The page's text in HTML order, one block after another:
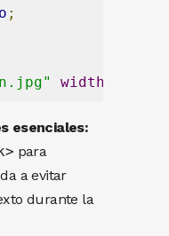
;
width
esenciales:
para
a evitar
durante la